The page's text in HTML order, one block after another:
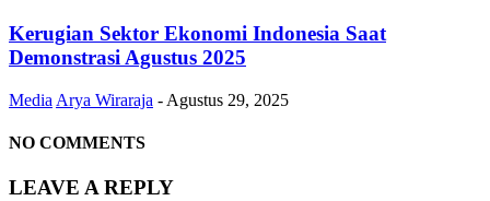
Kerugian Sektor Ekonomi Indonesia Saat
Demonstrasi Agustus 2025
Media Arya Wiraraja - Agustus 29, 2025
NO COMMENTS
LEAVE A REPLY